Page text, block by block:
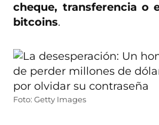
cheque, transferencia o
bitcoins.
Foto: Getty Images